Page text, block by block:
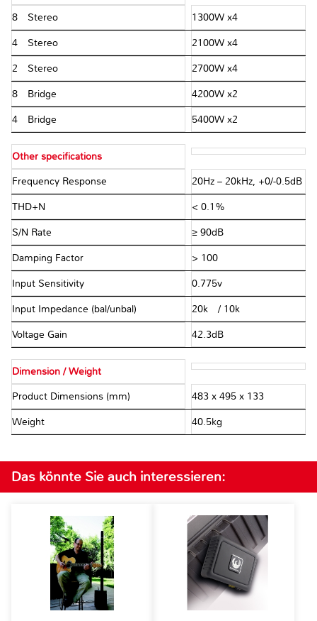
8Ω Stereo 1300W x4
4Ω Stereo 2100W x4
2Ω Stereo 2700W x4
8Ω Bridge 4200W x2
4Ω Bridge 5400W x2
Other specifications
Frequency Response 20Hz – 20kHz, +0/-0.5dB
THD+N < 0.1%
S/N Rate ≥ 90dB
Damping Factor > 100
Input Sensitivity 0.775v
Input Impedance (bal/unbal) 20kΩ / 10kΩ
Voltage Gain 42.3dB
Dimension / Weight
Product Dimensions (mm) 483 x 495 x 133
Weight 40.5kg
Das könnte Sie auch interessieren: